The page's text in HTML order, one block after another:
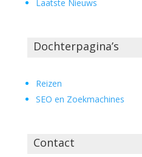
Laatste Nieuws
Dochterpagina’s
Reizen
SEO en Zoekmachines
Contact